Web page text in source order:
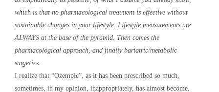
which is that no pharmacological treatment is effective without
sustainable changes in your lifestyle. Lifestyle measurements are
ALWAYS at the base of the pyramid. Then comes the
pharmacological approach, and finally bariatric/metabolic
surgeries.
I realize that “Ozempic”, as it has been prescribed so much,
sometimes, in my opinion, inappropriately, has almost become,